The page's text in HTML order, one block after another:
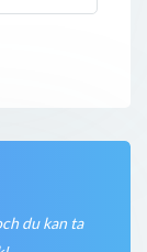
du kan ta